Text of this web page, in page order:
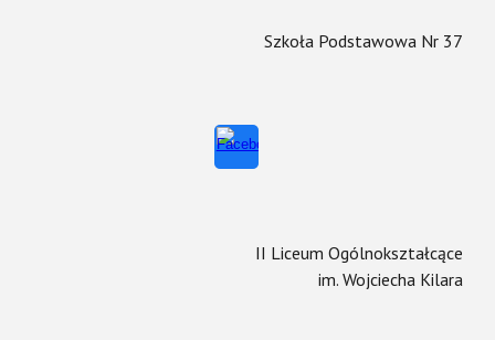
Szkoła Podstawowa Nr 37
II Liceum Ogólnokształcące
im. Wojciecha Kilara